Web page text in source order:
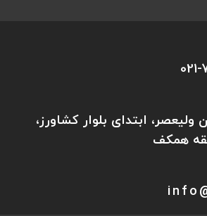
ولیعصر، ابتدای بلوار کشاورز،